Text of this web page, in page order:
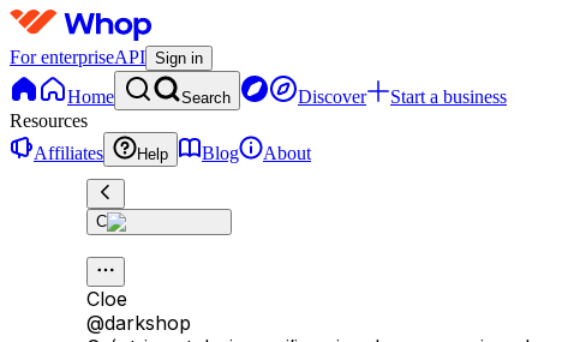
For enterpriseAPI Sign in
Home Search Discover
Start a business
Resources
Affiliates
Help Blog About
C
Cloe
@darkshop